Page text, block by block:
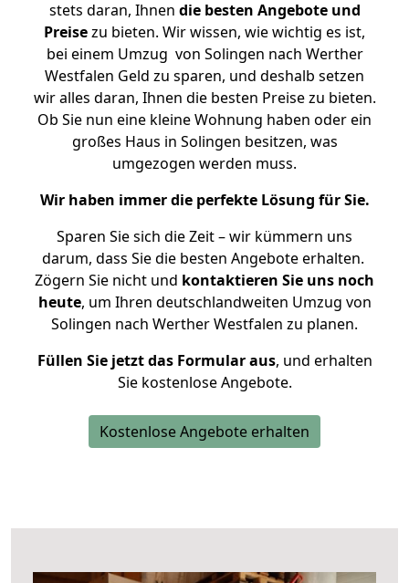
stets daran, Ihnen die besten Angebote und
Preisezu bieten. Wir wissen, wie wichtig es ist,
bei einem Umzug von Solingen nach Werther
Westfalen Geld zu sparen, und deshalb setzen
wir alles daran, Ihnen die besten Preise zu bieten.
Ob Sie nun eine kleine Wohnung haben oder ein
großes Haus in Solingen besitzen, was
umgezogen werden muss.
Wir haben immer die perfekte Lösung für Sie.
Sparen Sie sich die Zeit – wir kümmern uns
darum, dass Sie die besten Angebote erhalten.
Zögern Sie nicht und kontaktieren Sie uns noch
heute, um Ihren deutschlandweiten Umzug von
Solingen nach Werther Westfalen zu planen.
Füllen Sie jetzt das Formular aus, und erhalten
Sie kostenlose Angebote.
Kostenlose Angebote erhalten